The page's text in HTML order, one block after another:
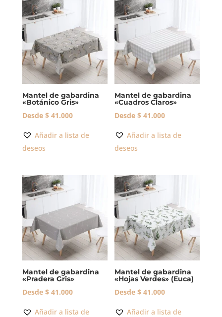
Mantel de gabardina
«Botánico Gris»
Desde $41.000
Añadir a lista de
deseos
Mantel de gabardina
«Cuadros Claros»
Desde $ 41.000
Añadir a lista de
deseos
Mantel de gabardina
«Pradera Gris»
Desde $41.000
Añadir a lista de
Mantel de gabardina
«Hojas Verdes» (Euca)
Desde $ 41.000
Añadir a lista de